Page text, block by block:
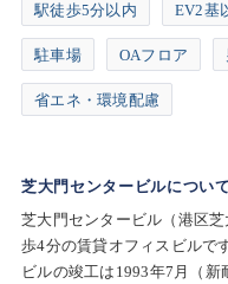
駅徒歩5分以内 EV2基
駐車場 OAフロア
省エネ・環境配慮
芝大門センタービルについて
芝大門センタービル（港区
歩4分の賃貸オフィスビルです
ビルの竣工は1993年7月（